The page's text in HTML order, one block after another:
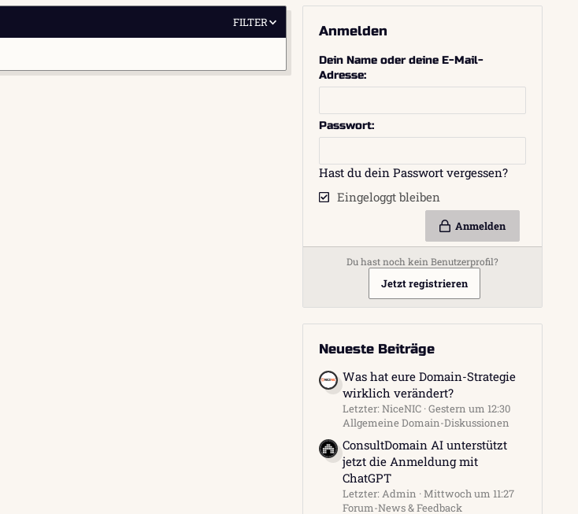
FILTER
Anmelden
Dein Name oder deine E-Mail-
Adresse
Passwort
Hast du dein Passwort vergessen?
Eingeloggt bleiben
Anmelden
Du hast noch kein Benutzerprofil?
Jetzt registrieren
Neueste Beiträge
Was hat eure Domain-Strategie
wirklich verändert?
Letzter: NiceNIC Gestern um 12:30
Allgemeine Domain-Diskussionen
ConsultDomain AI unterstützt
jetzt die Anmeldung mit
ChatGPT
Letzter: Admin Mittwoch um 11:27
Forum-News & Feedback